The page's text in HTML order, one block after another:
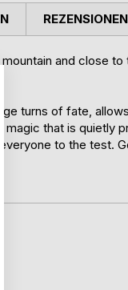
and close
turns of fate,
magic that is quietly
to the test.
REZENSIONEN